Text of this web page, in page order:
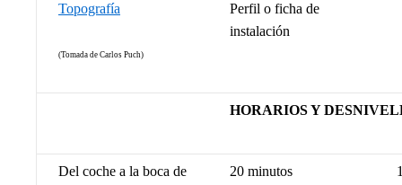
Topografía
(Tomada de Carlos Puch)
Perfil o ficha de
instalación
HORARIOS Y
Del coche a la boca de
20 minutos